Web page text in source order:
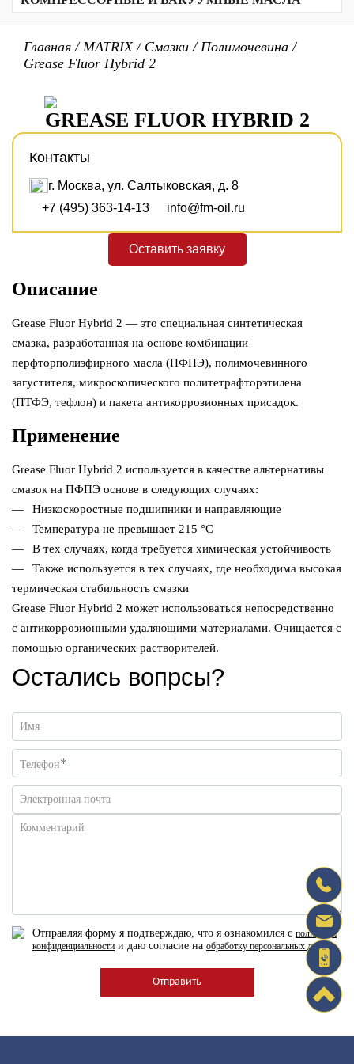
Сульфонат кальция
Бариевый комплекс
Литиевые
Литиевый комплекс
Для холодильных компрессоров
Для газовых компрессоров
Главная /MATRIX/ Смазки /Полимочевина /
Grease Fluor Hybrid 2
GREASE FLUOR HYBRID 2
Контакты
г. Москва, ул. Салтыковская, д. 8
+7 (495) 363-14-13
info@fm-oil.ru
Оставить заявку
Описание
Grease Fluor Hybrid 2 — это специальная синтетическая
смазка, разработанная на основе комбинации
перфторполиэфирного масла (ПФПЭ), полимочевинного
загустителя, микроскопического политетрафторэтилена
(ПТФЭ, тефлон) и пакета антикоррозионных присадок.
Применение
Grease Fluor Hybrid 2 используется в качестве альтернативы
смазок на ПФПЭ основе в следующих случаях:
—⠀Низкоскоростные подшипники и направляющие
—⠀Температура не превышает 215 °C
—⠀В тех случаях, когда требуется химическая устойчивость
—⠀Также используется в тех случаях, где необходима высокая
термическая стабильность смазки
Grease Fluor Hybrid 2 может использоваться непосредственно
с антикоррозионными удаляющими материалами. Очищается с
помощью органических растворителей.
Остались вопрсы?
Имя
Телефон*
Электронная почта
Комментарий
Отправляя форму я подтверждаю, что я ознакомился с политикой
конфиденциальности и даю согласие на обработку персональных данных